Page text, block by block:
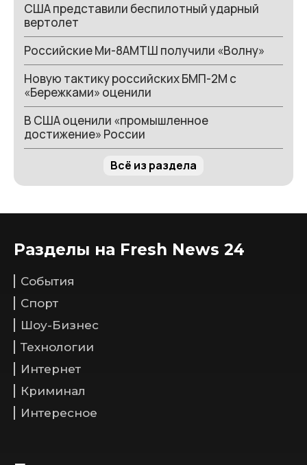
США представили беспилотный ударный
вертолет
Российские Ми-8АМТШ получили «Волну»
Новую тактику российских БМП-2М с
«Бережками» оценили
В США оценили «промышленное
достижение» России
Всё из раздела
Разделы на Fresh News 24
События
Спорт
Шоу-Бизнес
Технологии
Интернет
Криминал
Интересное